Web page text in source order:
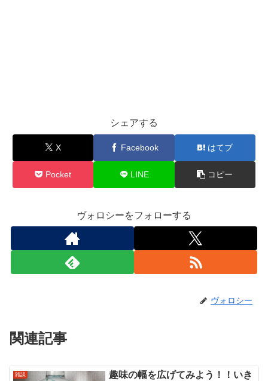
シェアする
X Facebook はてブ
Pocket LINE コピー
ヴォロシーをフォローする
ヴォロシー
関連記事
雑談
趣味の幅を広げてみよう！！いき